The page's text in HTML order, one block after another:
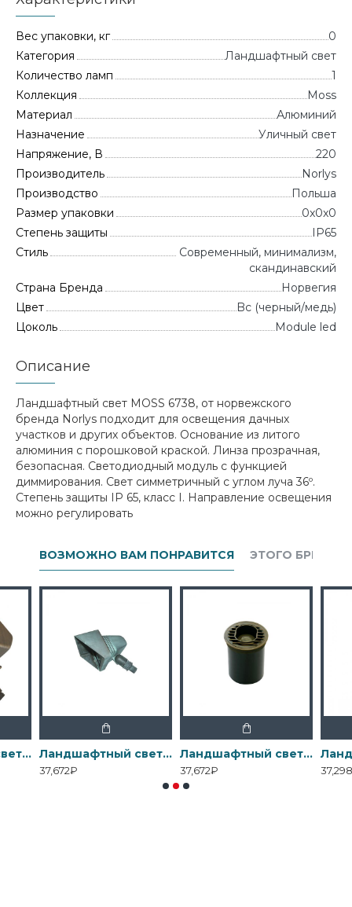
Вес упаковки, кг
0
Категория
Ландшафтный свет
Количество ламп
1
Коллекция
Moss
Материал
Алюминий
Назначение
Уличный свет
Напряжение, В
220
Производитель
Norlys
Производство
Польша
Размер упаковки
0x0x0
Степень защиты
IP65
Стиль
Современный, минимализм,
скандинавский
Страна Бренда
Норвегия
Цвет
Bc (черный/медь)
Цоколь
Module led
Описание
Ландшафтный свет MOSS 6738, от норвежского
бренда Norlys подходит для освещения дачных
участков и других объектов. Основание из литого
алюминия с порошковой краской. Линза прозрачная,
безопасная. Светодиодный модуль с функцией
диммирования. Свет симметричный с углом луча 36º.
Степень защиты IP 65, класс I. Направление освещения
можно регулировать
ВОЗМОЖНО ВАМ ПОНРАВИТСЯ ЭТОГО БРЕНДА
Ландшафтный свет Elstead Exterior, Арт. GZ-BRONZE10 Ландшафтный свет Elstead Exterior, Арт. GZ-BRONZE13
37,672₽
Ландшафтный свет Elstead Exterior, Арт. GZ-BRONZE14
37,672₽